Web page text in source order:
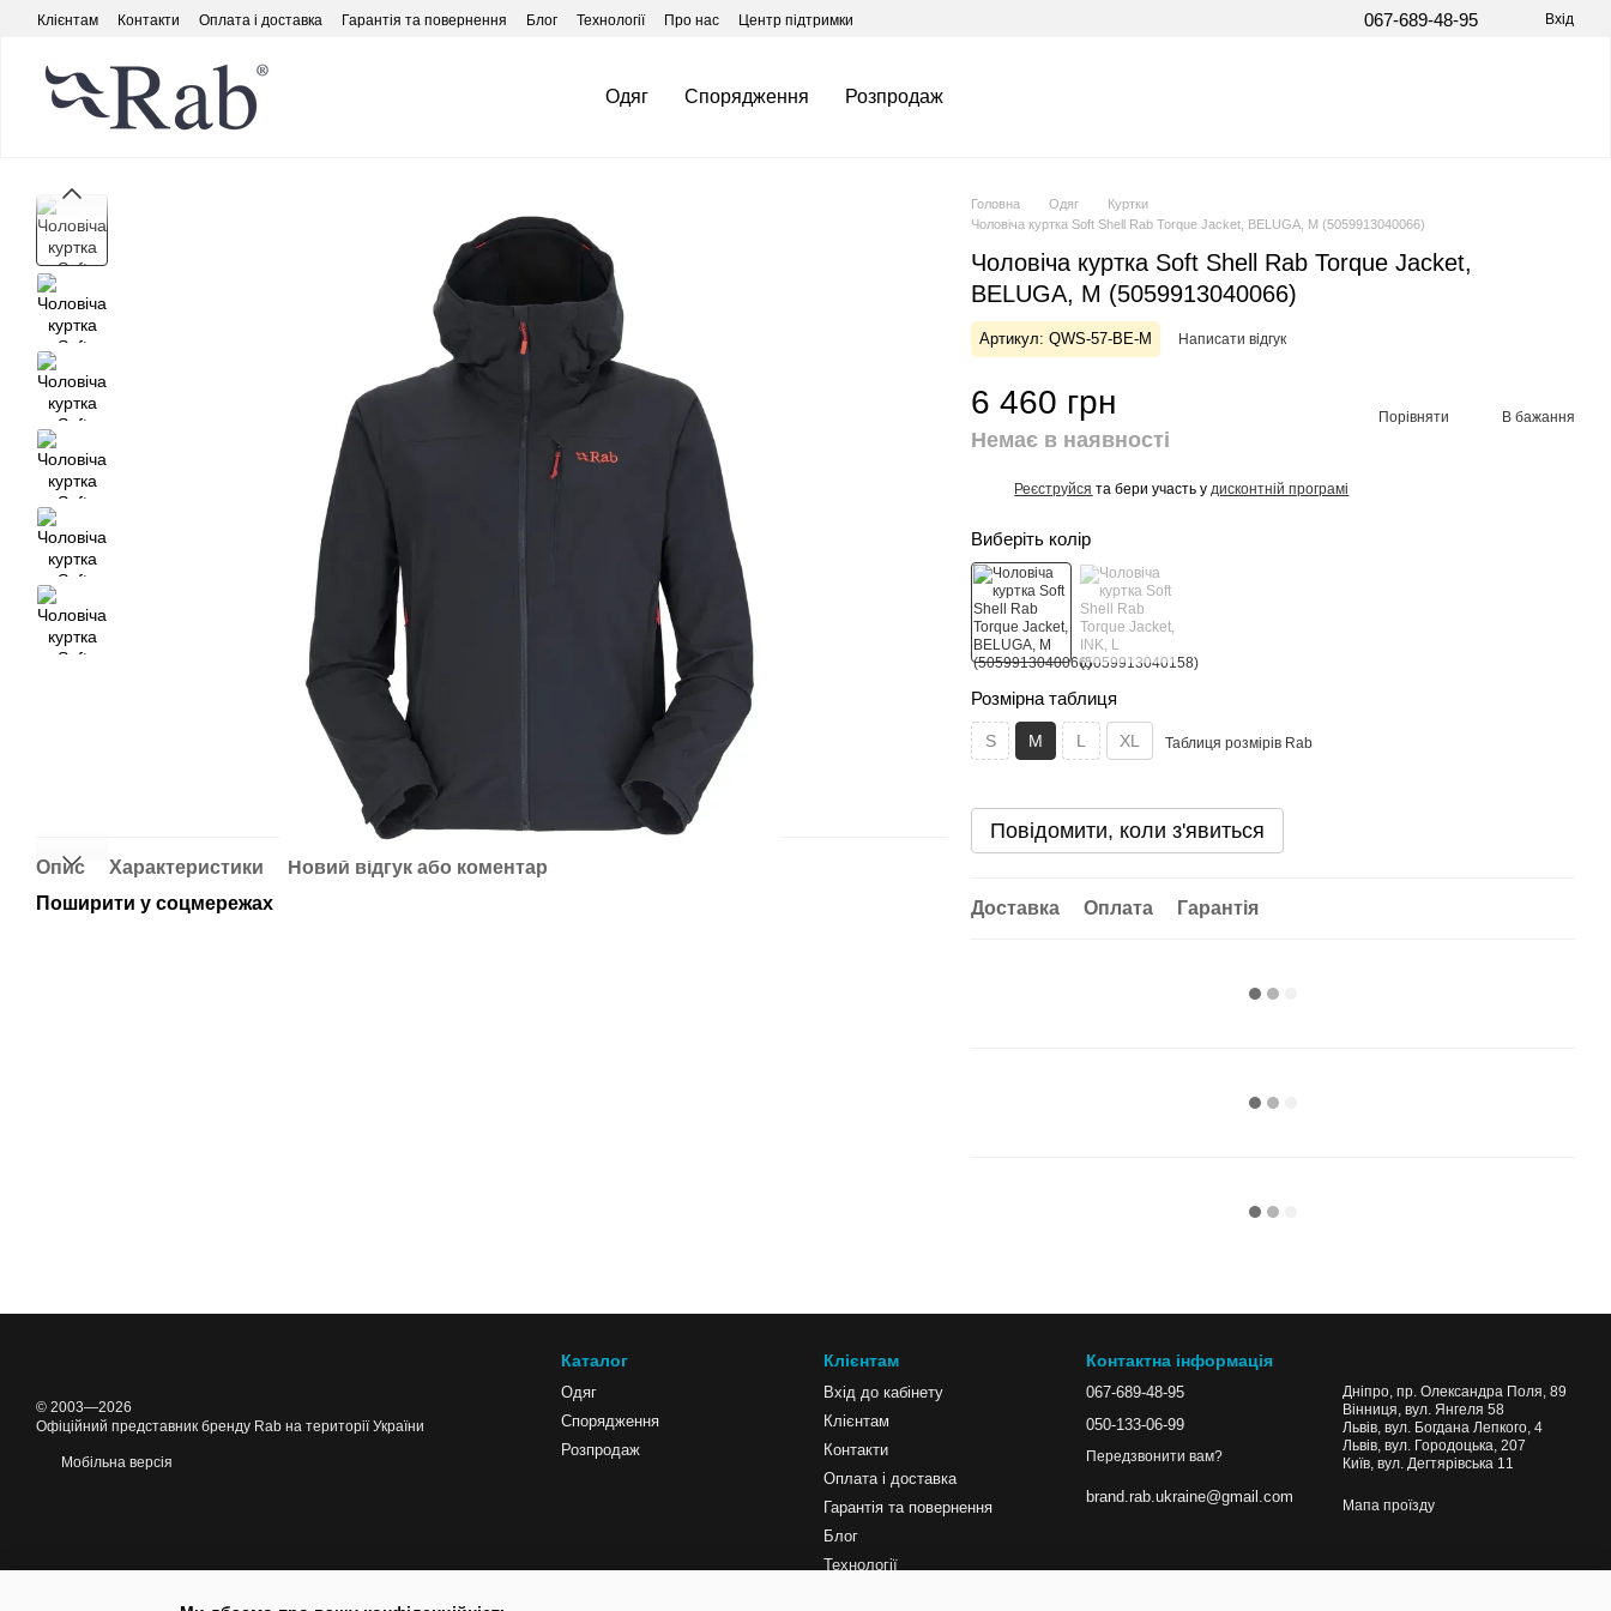
Перейти до основного контенту
Клієнтам Контакти Оплата і доставка Гарантія та повернення Блог Технології Про нас Центр підтримки 067-689-48-95 Вхід
Одяг Спорядження Розпродаж
Опис Характеристики
Новий відгук або коментар
Поширити у соцмережах
Головна Одяг
Куртки
Чоловіча куртка Soft Shell Rab Torque Jacket, BELUGA, M (5059913040066)
Чоловіча куртка Soft Shell Rab Torque Jacket,
BELUGA, M (5059913040066)
Артикул: QWS-57-BE-M Написати відгук
6 460 грн
Немає в наявності
Порівняти В бажання
Реєструйся та бери участь у дисконтній програмі
Виберіть колір
Розмірна таблиця
S M L XL Таблиця розмірів Rab
Повідомити, коли з'явиться
Доставка Оплата Гарантія
© 2003—2026
Офіційний представник бренду Rab на території України
Мобільна версія
Каталог
Одяг
Спорядження
Розпродаж
Клієнтам
Вхід до кабінету
Клієнтам
Контакти
Оплата і доставка
Гарантія та повернення
Блог
Технології
Контактна інформація
067-689-48-95
050-133-06-99
Передзвонити вам?
brand.rab.ukraine@gmail.com
Дніпро, пр. Олександра Поля, 89
Вінниця, вул. Янгеля 58
Львів, вул. Богдана Лепкого, 4
Львів, вул. Городоцька, 207
Київ, вул. Дегтярівська 11
Мапа проїзду